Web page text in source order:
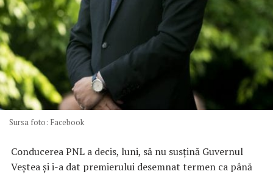
Sursa foto: Facebook
Conducerea PNL a decis, luni, să nu susţină Guvernul
Veştea şi i-a dat premierului desemnat termen ca până